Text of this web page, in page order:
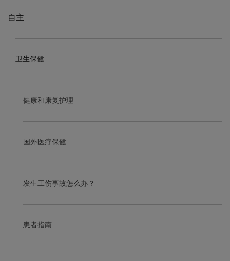
自主
卫生保健
健康和康复护理
国外医疗保健
发生工伤事故怎么办？
患者指南